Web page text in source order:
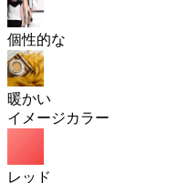
個性的な
暖かい
イメージカラー
レッド